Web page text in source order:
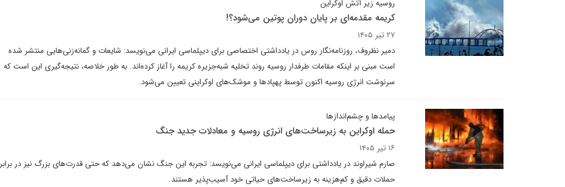
روسیه زیر آتش اوکراین
کریمه مقدمه‌ای بر پایان دوران پوتین می‌شود؟!
۲۷ تیر ۱۴۰۵
دمیر نظروف، روزنامه‌نگار روس در یادداشتی اختصاصی برای دیپلماسی ایرانی می‌نویسد: شایعات و گمانه‌زنی‌هایی منتشر شده
است مبنی بر اینکه مقامات طرفدار روسیه روند تخلیه شبه‌جزیره کریمه را آغاز کرده‌اند. به طور خلاصه، نتیجه‌گیری این است که
سرنوشت انرژی روسیه اکنون توسط پهپادها و موشک‌های اوکراینی تعیین می‌شود.
پیامدها و چشم‌اندازها
حمله اوکراین به زیرساخت‌های انرژی روسیه و معادلات جدید جنگ
۱۶ تیر ۱۴۰۵
صارم شیراوند در یادداشتی برای دیپلماسی ایرانی می‌نویسد: تجربه این جنگ نشان می‌دهد که حتی قدرت‌های بزرگ نیز در برابر
حملات دقیق و کم‌هزینه به زیرساخت‌های حیاتی خود آسیب‌پذیر هستند.